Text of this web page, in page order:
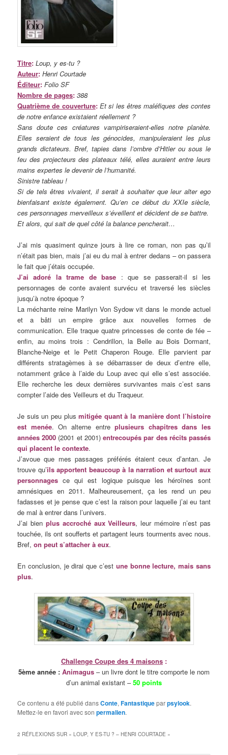
Titre: Loup, y es-tu ?
Auteur:Henri Courtade
Éditeur: Folio SF
Nombre de pages: 388
Quatrième de couverture:Et si les êtres maléfiques des contes
de notre enfance existaient réellement ?
Sans doute ces créatures vampiriseraient-elles notre planète.
Elles seraient de tous les génocides, manipuleraient les plus
grands dictateurs. Bref, tapies dans l’ombre d’Hitler ou sous le
feu des projecteurs des plateaux télé, elles auraient entre leurs
mains expertes le devenir de l’humanité.
Sinistre tableau !
Si de tels êtres vivaient, il serait à souhaiter que leur alter ego
bienfaisant existe également. Qu’en ce début du XXIe siècle,
ces personnages merveilleux s’éveillent et décident de se battre.
Et alors, qui sait de quel côté la balance pencherait…
J’ai mis quasiment quinze jours à lire ce roman, non pas qu’il
n’était pas bien, mais j’ai eu du mal à entrer dedans – on passera
le fait que j’étais occupée.
J’ai adoré la trame de base : que se passerait-il si les
personnages de conte avaient survécu et traversé les siècles
jusqu’à notre époque ?
La méchante reine Marilyn Von Sydow vit dans le monde actuel
et a bâti un empire grâce aux nouvelles formes de
communication. Elle traque quatre princesses de conte de fée –
enfin, au moins trois : Cendrillon, la Belle au Bois Dormant,
Blanche-Neige et le Petit Chaperon Rouge. Elle parvient par
différents stratagèmes à se débarrasser de deux d’entre elle,
notamment grâce à l’aide du Loup avec qui elle s’est associée.
Elle recherche les deux dernières survivantes mais c’est sans
compter l’aide des Veilleurs et du Traqueur.
Je suis un peu plus mitigée quant à la manière dont l’histoire
est menée. On alterne entreplusieurs chapitres dans les
années 2000 (2001 et 2001)entrecoupés par des récits passés
qui placent le contexte.
J’avoue que mes passages préférés étaient ceux d’antan. Je
trouve qu’ils apportent beaucoup à la narration et surtout aux
personnages ce qui est logique puisque les héroïnes sont
amnésiques en 2011. Malheureusement, ça les rend un peu
fadasses et je pense que c’est la raison pour laquelle j’ai eu tant
de mal à entrer dans l’univers.
J’ai bien plus accroché aux Veilleurs, leur mémoire n’est pas
touchée, ils ont soufferts et partagent leurs tourments avec nous.
Bref,on peut s’attacher à eux.
En conclusion, je dirai que c’est une bonne lecture, mais sans
plus.
Challenge Coupe des 4 maisons :
5ème année : Animagus – un livre dont le titre comporte le nom
d’un animal existant –50 points
Ce contenu a été publié dansConte,Fantastiqueparpsylook.
Mettez-le en favori avec sonpermalien.
2 RÉFLEXIONS SUR «LOUP, Y ES-TU ? – HENRI COURTADE »